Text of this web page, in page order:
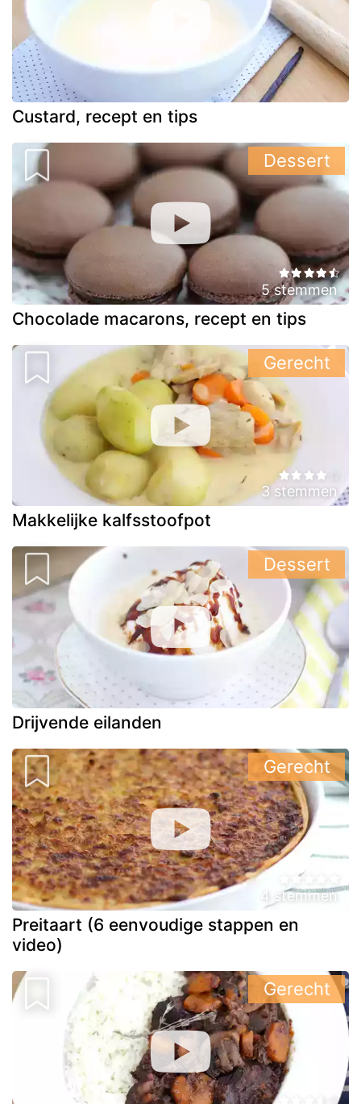
Custard, recept en tips
5 stemmen
Chocolade macarons, recept en tips
Dessert
3 stemmen
Makkelijke kalfsstoofpot
Gerecht
Drijvende eilanden
Dessert
4 stemmen
Preitaart (6 eenvoudige stappen en
video)
Gerecht
Gerecht